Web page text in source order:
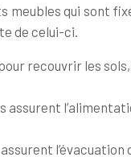
qui sont
de celui-ci.
recouvrir les
assurent